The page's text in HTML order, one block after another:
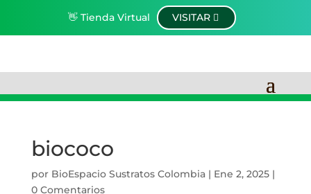
👋 Tienda Virtual VISITAR
biococo
por BioEspacio Sustratos Colombia| Ene 2, 2025|
0 Comentarios